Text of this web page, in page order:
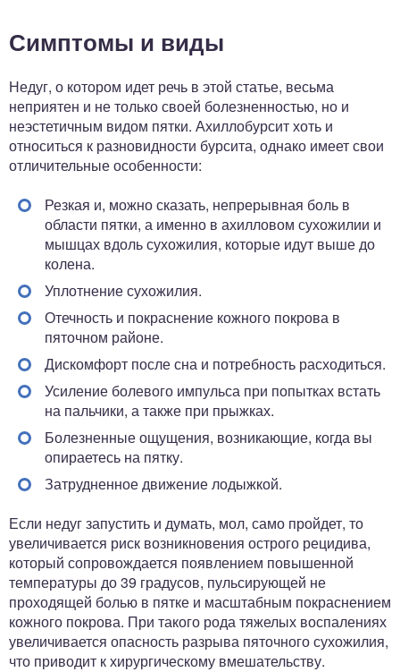
Симптомы и виды
Недуг, о котором идет речь в этой статье, весьма
неприятен и не только своей болезненностью, но и
неэстетичным видом пятки. Ахиллобурсит хоть и
относиться к разновидности бурсита, однако имеет свои
отличительные особенности:
Резкая и, можно сказать, непрерывная боль в
области пятки, а именно в ахилловом сухожилии и
мышцах вдоль сухожилия, которые идут выше до
колена.
Уплотнение сухожилия.
Отечность и покраснение кожного покрова в
пяточном районе.
Дискомфорт после сна и потребность расходиться.
Усиление болевого импульса при попытках встать
на пальчики, а также при прыжках.
Болезненные ощущения, возникающие, когда вы
опираетесь на пятку.
Затрудненное движение лодыжкой.
Если недуг запустить и думать, мол, само пройдет, то
увеличивается риск возникновения острого рецидива,
который сопровождается появлением повышенной
температуры до 39 градусов, пульсирующей не
проходящей болью в пятке и масштабным покраснением
кожного покрова. При такого рода тяжелых воспалениях
увеличивается опасность разрыва пяточного сухожилия,
что приводит к хирургическому вмешательству.